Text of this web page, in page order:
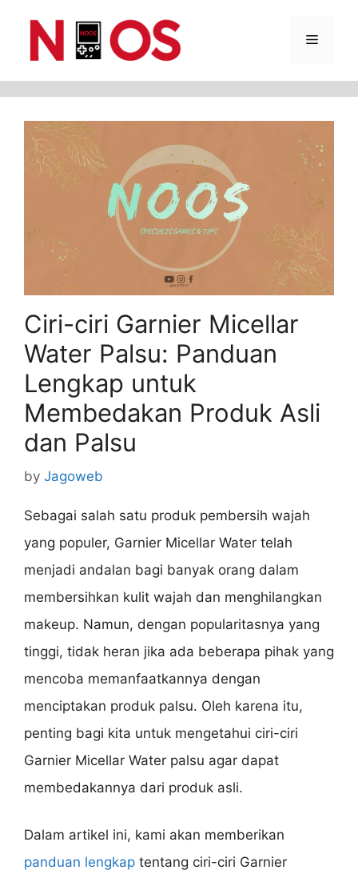
Menu
Ciri-ciri Garnier Micellar
Water Palsu: Panduan
Lengkap untuk
Membedakan Produk Asli
dan Palsu
by Jagoweb
Sebagai salah satu produk pembersih wajah
yang populer, Garnier Micellar Water telah
menjadi andalan bagi banyak orang dalam
membersihkan kulit wajah dan menghilangkan
makeup. Namun, dengan popularitasnya yang
tinggi, tidak heran jika ada beberapa pihak yang
mencoba memanfaatkannya dengan
menciptakan produk palsu. Oleh karena itu,
penting bagi kita untuk mengetahui ciri-ciri
Garnier Micellar Water palsu agar dapat
membedakannya dari produk asli.
Dalam artikel ini, kami akan memberikan
panduan lengkap tentang ciri-ciri Garnier